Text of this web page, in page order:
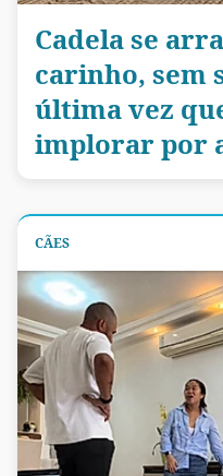
Cadela se
carinho, sem
última vez
implorar por
CÃES